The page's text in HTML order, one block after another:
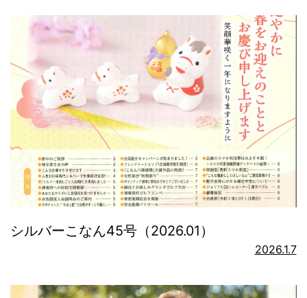
シルバーこなん45号（2026.01）
2026.1.7